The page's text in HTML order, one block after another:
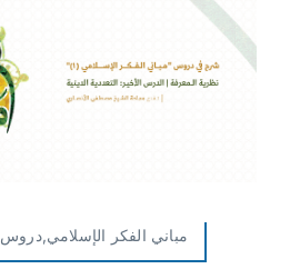
مباني الفكر الإسلامي,دروس